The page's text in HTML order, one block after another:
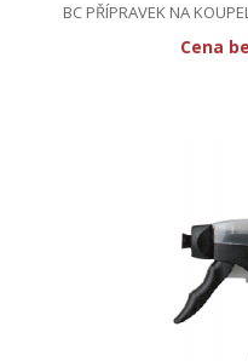
BC PŘÍPRAVEK NA
Cena